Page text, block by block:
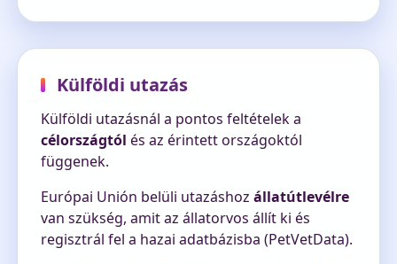
Külföldi utazás
Külföldi utazásnál a pontos feltételek a
célországtól és az érintett országoktól
függenek.
Európai Unión belüli utazáshoz állatútlevélre
van szükség, amit az állatorvos állít ki és
regisztrál fel a hazai adatbázisba (PetVetData).